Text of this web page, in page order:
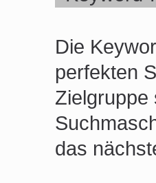
Die
perfekten
Zielgruppe
das